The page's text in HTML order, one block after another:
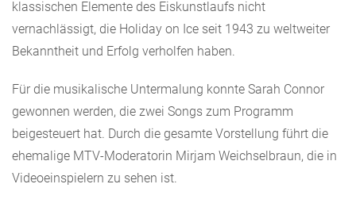
klassischen Elemente des Eiskunstlaufs nicht
vernachlässigt, die Holiday on Ice seit 1943 zu weltweiter
Bekanntheit und Erfolg verholfen haben.
Für die musikalische Untermalung konnte Sarah Connor
gewonnen werden, die zwei Songs zum Programm
beigesteuert hat. Durch die gesamte Vorstellung führt die
ehemalige MTV-Moderatorin Mirjam Weichselbraun, die in
Videoeinspielern zu sehen ist.